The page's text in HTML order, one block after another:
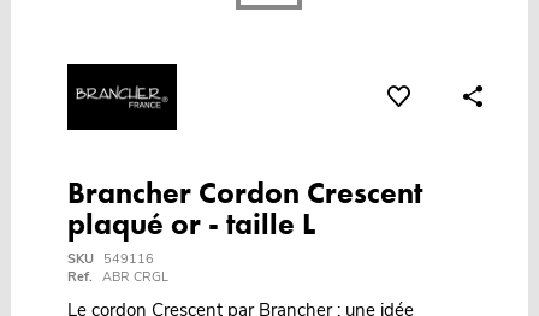
Brancher Cordon Crescent
plaqué or - taille L
SKU
549116
Ref. ABR CRGL
Le cordon Crescent par Brancher : une idée